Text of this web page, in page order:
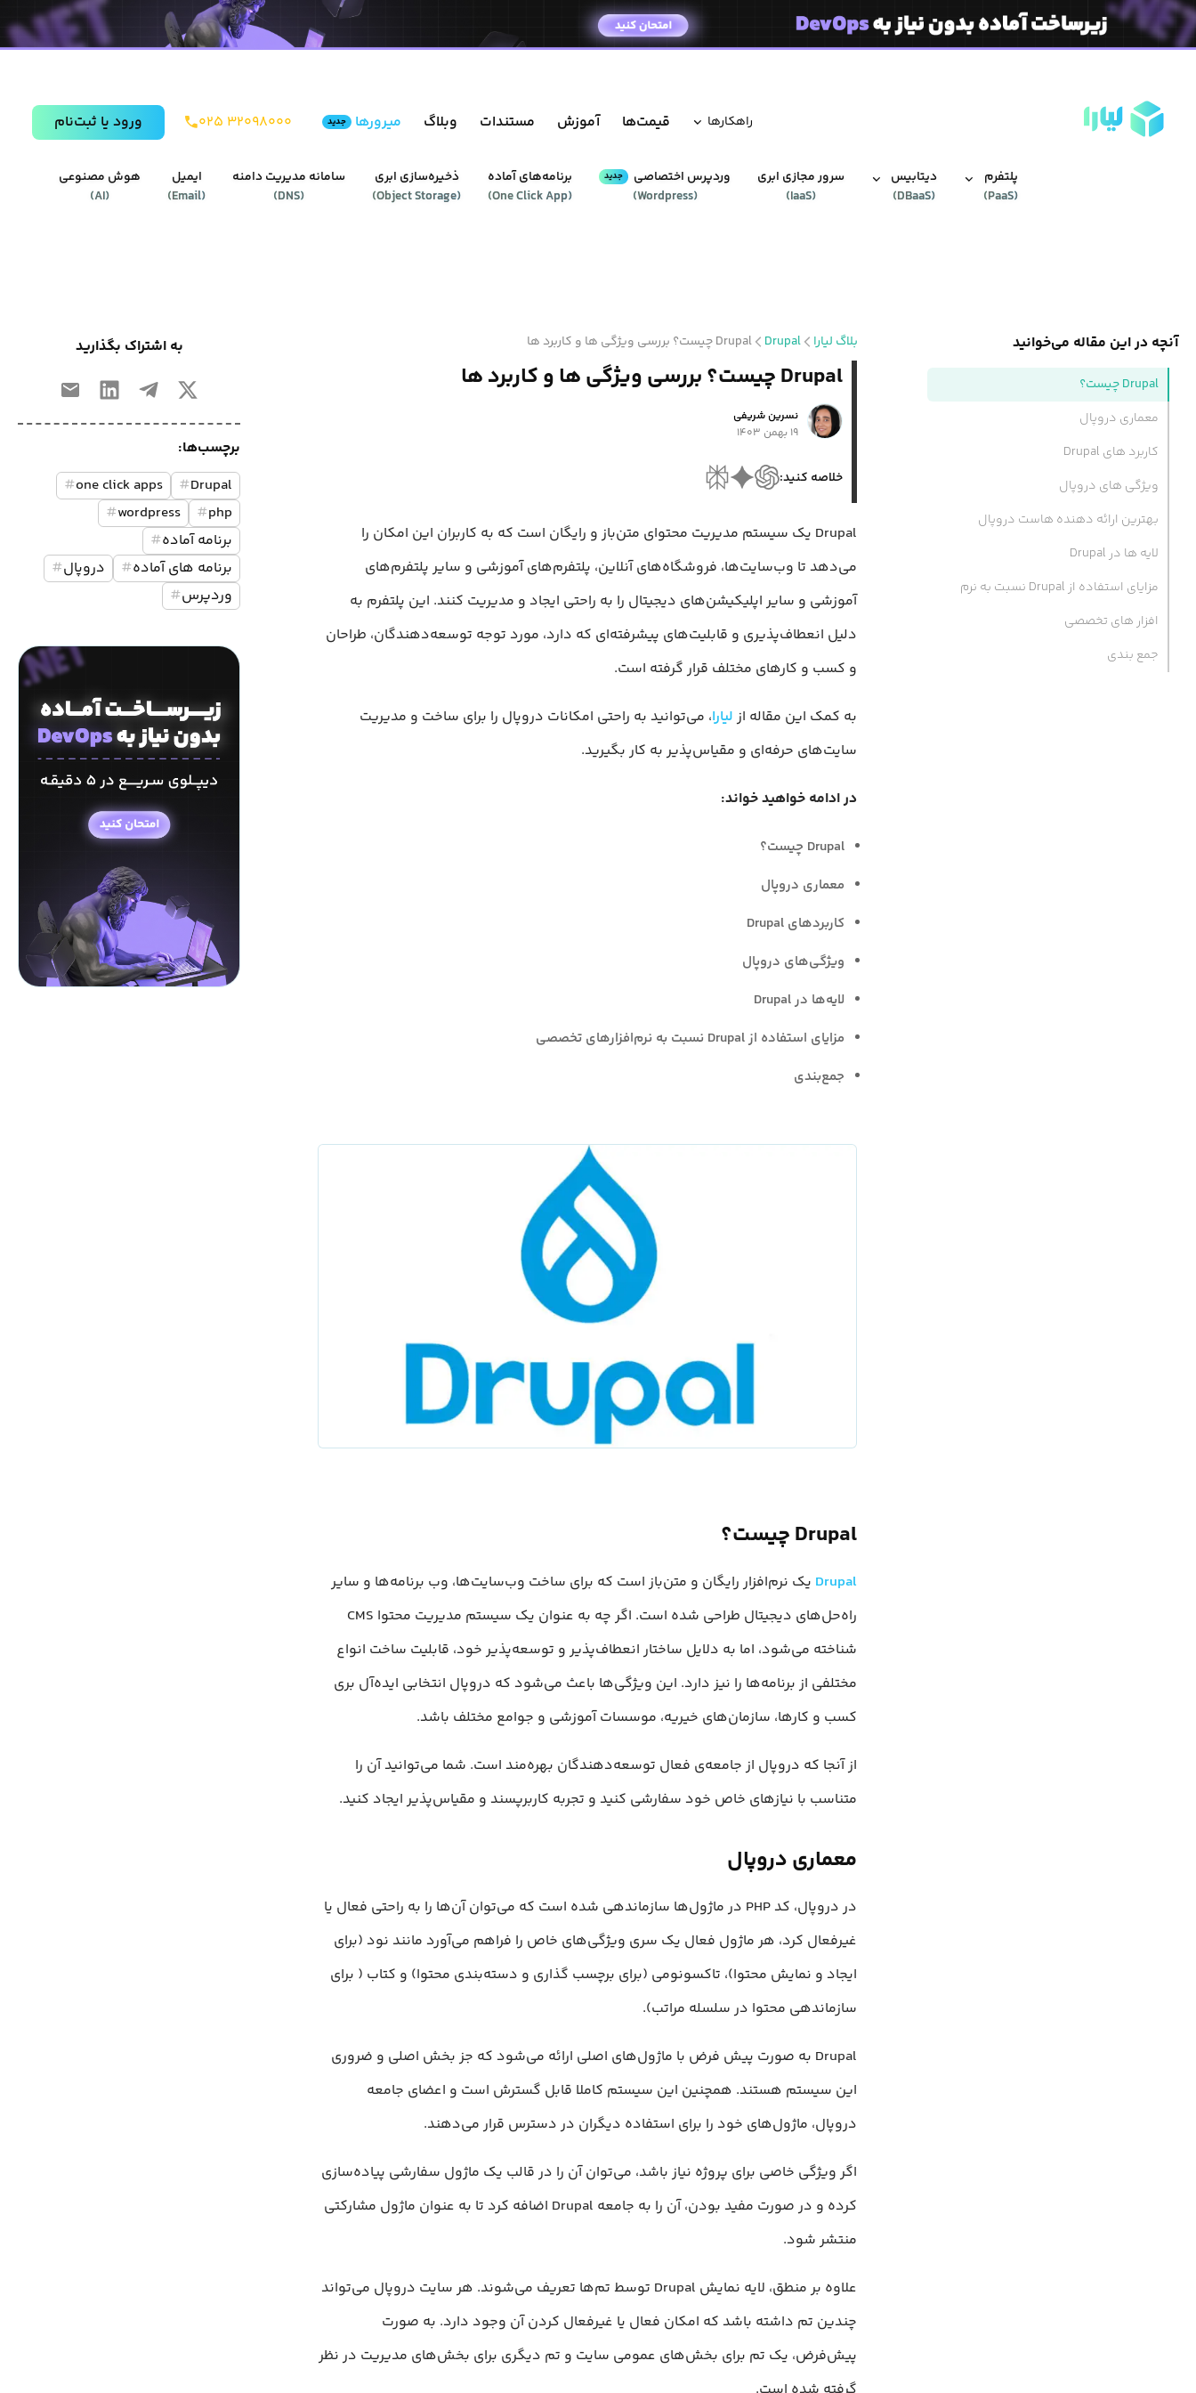
راهکار‌ها قیمت‌ها آموزش مستندات وبلاگ میرورها جدید ۰۲۵ ۳۲۰۹۸۰۰۰ ورود يا ثبت‌نام
هوش مصنوعی
(
AI
)
ایمیل
(
Email
)
سامانه مدیریت دامنه
(
DNS
)
ذخیره‌سازی ابری
(
Object Storage
)
برنامه‌های آماده
(
One Click App
)
وردپرس‌ اختصاصی جدید
(
Wordpress
)
سرور مجازی ابری
(
IaaS
)
دیتابیس‌
(
DBaaS
)
پلتفرم
(
PaaS
)
آنچه در این مقاله می‌خوانید
Drupal چیست؟
معماری دروپال
کاربرد های Drupal
ویژگی های دروپال
بهترین ارائه دهنده هاست دروپال
لایه ها در Drupal
مزایای استفاده از Drupal نسبت به نرم
افزار های تخصصی
جمع بندی
بلاگ لیارا Drupal Drupal چیست؟ بررسی ویژگی ها و کاربرد ها
Drupal چیست؟ بررسی ویژگی ها و کاربرد ها
نسرین شریفی
۱۹ بهمن ۱۴۰۳
خلاصه کنید:
Drupal یک سیستم مدیریت محتوای متن‌باز و رایگان است که به کاربران این امکان را
می‌دهد تا وب‌سایت‌ها، فروشگاه‌های آنلاین، پلتفرم‌های آموزشی و سایر پلتفرم‎‌های
آموزشی و سایر اپلیکیشن‌های دیجیتال را به راحتی ایجاد و مدیریت کنند. این پلتفرم به
دلیل انعطاف‌پذیری و قابلیت‌های پیشرفته‌ای که دارد، مورد توجه توسعه‌دهندگان، طراحان
و کسب‌ و کارهای مختلف قرار گرفته است.
به کمک این مقاله از لیارا، می‌توانید به راحتی امکانات دروپال را برای ساخت و مدیریت
سایت‌های حرفه‌ای و مقیاس‌پذیر به کار بگیرید.
در ادامه خواهید خواند:
Drupal چیست؟
معماری دروپال
کاربردهای Drupal
ویژگی‌های دروپال
لایه‌ها در Drupal
مزایای استفاده از Drupal نسبت به نرم‌افزارهای تخصصی
جمع‌بندی
Drupal چیست؟
Drupal یک نرم‌افزار رایگان و متن‌باز است که برای ساخت وب‌سایت‌ها، وب‌ برنامه‌ها و سایر
راه‌حل‌های دیجیتال طراحی شده است. اگر چه به عنوان یک سیستم مدیریت محتوا CMS
شناخته می‌شود، اما به دلایل ساختار انعطاف‌پذیر و توسعه‌پذیر خود، قابلیت ساخت انواع
مختلفی از برنامه‌ها را نیز دارد. این ویژگی‌ها باعث می‌شود که دروپال انتخابی ایده‌آل بری
کسب‌ و کارها، سازمان‌های خیریه، موسسات آموزشی و جوامع مختلف باشد.
از آنجا که دروپال از جامعه‌ی فعال توسعه‌دهندگان بهره‌مند است. شما می‌توانید آن را
متناسب با نیازهای خاص خود سفارشی کنید و تجربه کاربرپسند و مقیاس‌پذیر ایجاد کنید.
معماری دروپال
در دروپال، کد PHP در ماژول‌ها سازماندهی شده است که می‌توان آن‌ها را به راحتی فعال یا
غیرفعال کرد، هر ماژول فعال یک سری ویژگی‌های خاص را فراهم می‌آورد مانند نود (برای
ایجاد و نمایش محتوا)، تاکسونومی (برای برچسب گذاری و دسته‌بندی محتوا) و کتاب ( برای
سازماندهی محتوا در سلسله مراتب).
Drupal به صورت پیش فرض با ماژول‌های اصلی ارائه می‌شود که جز بخش اصلی و ضروری
این سیستم هستند. همچنین این سیستم کاملا قابل گسترش است و اعضای جامعه
دروپال، ماژول‌های خود را برای استفاده دیگران در دسترس قرار می‌دهند.
اگر ویژگی خاصی برای پروژه نیاز باشد، می‌توان آن را در قالب یک ماژول سفارشی پیاده‌سازی
کرده و در صورت مفید بودن، آن را به جامعه Drupal اضافه کرد تا به عنوان ماژول مشارکتی
منتشر شود.
علاوه بر منطق، لایه نمایش Drupal توسط تم‌ها تعریف می‌شوند. هر سایت دروپال می‌تواند
چندین تم داشته باشد که امکان فعال یا غیرفعال کردن آن وجود دارد. به صورت
پیش‌فرض، یک تم برای بخش‌های عمومی سایت و تم دیگری برای بخش‌های مدیریت در نظر
به اشتراک بگذارید
برچسب‌ها:
Drupal
#
one click apps
#
php
#
wordpress
#
برنامه آماده#
برنامه های آماده# دروپال#
وردپرس#